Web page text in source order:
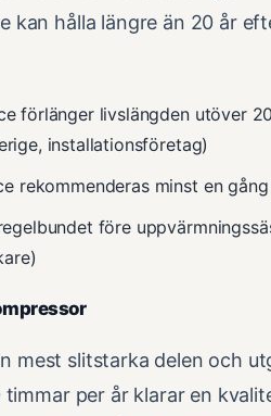
kan hålla längre än 20 år
förlänger livslängden utöver
installationsföretag)
rekommenderas minst en
före
mest slitstarka delen och
per år klarar en